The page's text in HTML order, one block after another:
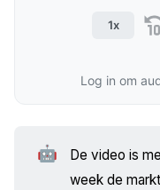
1x
Log in om
🤖
De video is
week de